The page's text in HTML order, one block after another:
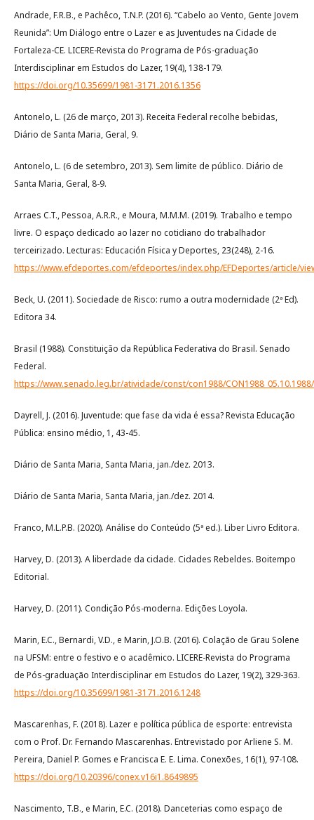
Andrade, F.R.B., e Pachêco, T.N.P. (2016). “Cabelo ao Vento, Gente Jovem
Reunida”: Um Diálogo entre o Lazer e as Juventudes na Cidade de
Fortaleza-CE. LICERE-Revista do Programa de Pós-graduação
Interdisciplinar em Estudos do Lazer, 19(4), 138-179.
https://doi.org/10.35699/1981-3171.2016.1356
Antonelo, L. (26 de março, 2013). Receita Federal recolhe bebidas,
Diário de Santa Maria, Geral, 9.
Antonelo, L. (6 de setembro, 2013). Sem limite de público. Diário de
Santa Maria, Geral, 8-9.
Arraes C.T., Pessoa, A.R.R., e Moura, M.M.M. (2019). Trabalho e tempo
livre. O espaço dedicado ao lazer no cotidiano do trabalhador
terceirizado. Lecturas: Educación Física y Deportes, 23(248), 2-16.
https://www.efdeportes.com/efdeportes/index.php/EFDeportes/article/
Beck, U. (2011). Sociedade de Risco: rumo a outra modernidade (2ª Ed).
Editora 34.
Brasil (1988). Constituição da República Federativa do Brasil. Senado
Federal.
https://www.senado.leg.br/atividade/const/con1988/
Dayrell, J. (2016). Juventude: que fase da vida é essa? Revista Educação
Pública: ensino médio, 1, 43-45.
Diário de Santa Maria, Santa Maria, jan./dez. 2013.
Diário de Santa Maria, Santa Maria, jan./dez. 2014.
Franco, M.L.P.B. (2020). Análise do Conteúdo (5ª ed.). Liber Livro Editora.
Harvey, D. (2013). A liberdade da cidade. Cidades Rebeldes. Boitempo
Editorial.
Harvey, D. (2011). Condição Pós-moderna. Edições Loyola.
Marin, E.C., Bernardi, V.D., e Marin, J.O.B. (2016). Colação de Grau Solene
na UFSM: entre o festivo e o acadêmico. LICERE-Revista do Programa
de Pós-graduação Interdisciplinar em Estudos do Lazer, 19(2), 329-363.
https://doi.org/10.35699/1981-3171.2016.1248
Mascarenhas, F. (2018). Lazer e política pública de esporte: entrevista
com o Prof. Dr. Fernando Mascarenhas. Entrevistado por Arliene S. M.
Pereira, Daniel P. Gomes e Francisca E. E. Lima. Conexões, 16(1), 97-108.
https://doi.org/10.20396/conex.v16i1.8649895
Nascimento, T.B., e Marin, E.C. (2018). Danceterias como espaço de